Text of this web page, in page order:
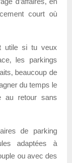
court où
utile si tu veux
les parkings
beaucoup de
du temps le
au retour sans
de parking
adaptées à
ou avec des